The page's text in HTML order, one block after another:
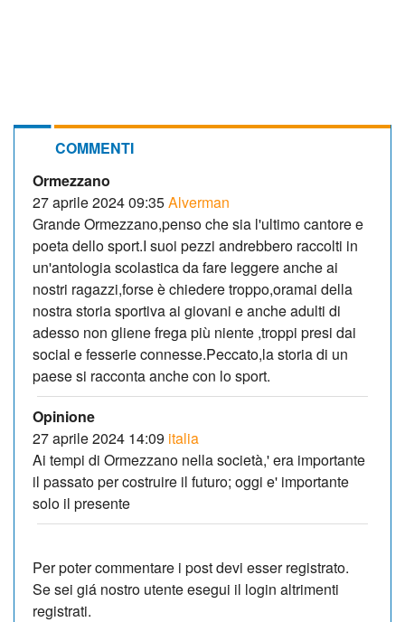
COMMENTI
Ormezzano
27 aprile 2024 09:35Alverman
Grande Ormezzano,penso che sia l'ultimo cantore e
poeta dello sport.I suoi pezzi andrebbero raccolti in
un'antologia scolastica da fare leggere anche ai
nostri ragazzi,forse è chiedere troppo,oramai della
nostra storia sportiva ai giovani e anche adulti di
adesso non gliene frega più niente ,troppi presi dai
social e fesserie connesse.Peccato,la storia di un
paese si racconta anche con lo sport.
Opinione
27 aprile 2024 14:09 italia
Ai tempi di Ormezzano nella società,' era importante
il passato per costruire il futuro; oggi e' importante
solo il presente
Per poter commentare i post devi esser registrato.
Se sei giá nostro utente esegui il login altrimenti
registrati.